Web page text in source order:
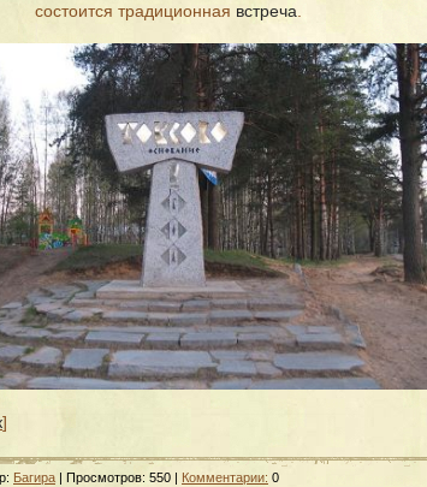
состоится традиционная встреча
]
Багира | Просмотров: 550 | Комментарии: 0